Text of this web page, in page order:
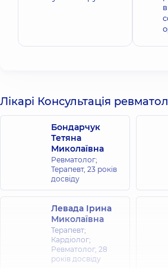
Лікарі Консультація
Бондарчук
Тетяна
Миколаївна
Ревматолог;
Терапевт, 23 років
досвіду
Левада Ірина
Миколаївна
Терапевт;
Кардіолог;
Ревматолог, 28
років досвіду